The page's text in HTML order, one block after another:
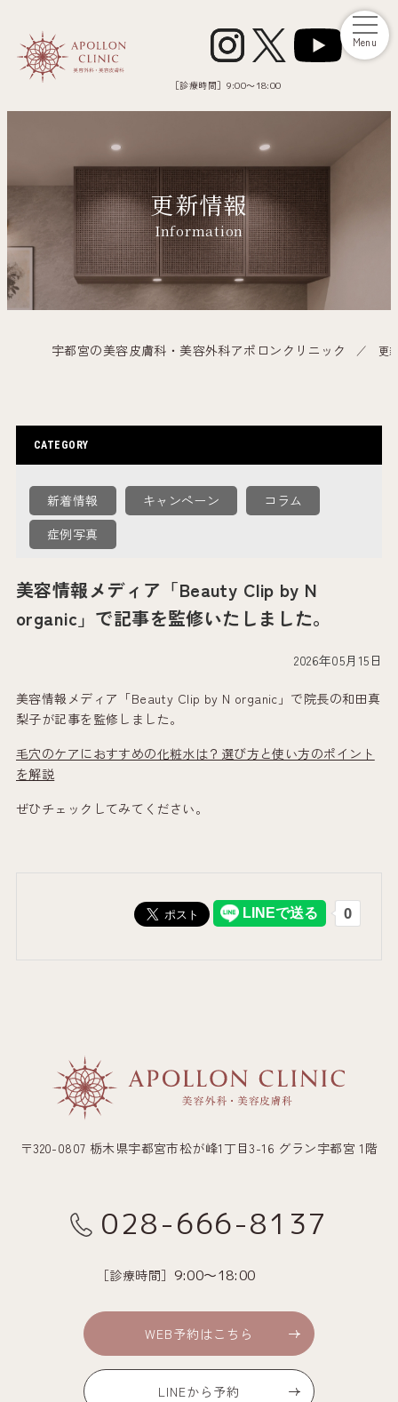
［診療時間］ 9:00～18:00
Menu
更新情報
Information
宇都宮の美容皮膚科・美容外科アポロンクリニック 更
CATEGORY
新着情報 キャンペーン
コラム
症例写真
美容情報メディア「Beauty Clip by N
organic」で記事を監修いたしました。
2026年05月15日
美容情報メディア「Beauty Clip by N organic」で院長の和田真
梨子が記事を監修しました。
毛穴のケアにおすすめの化粧水は？選び方と使い方のポイント
を解説
ぜひチェックしてみてください。
〒320-0807 栃木県宇都宮市松が峰1丁目3-16 グラン宇都宮 1階
028-666-8137
［診療時間］ 9:00～18:00
WEB予約はこちら
LINEから予約